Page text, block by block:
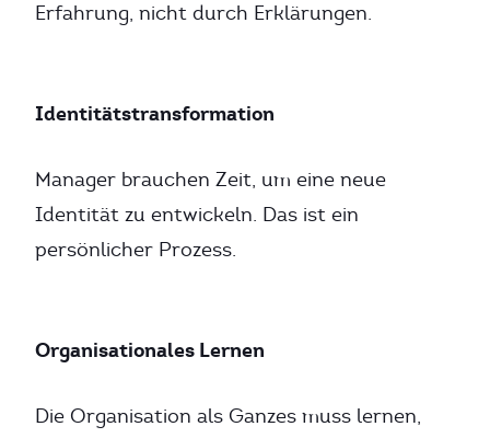
Erfahrung, nicht durch Erklärungen.
Identitätstransformation
Manager brauchen Zeit, um eine neue
Identität zu entwickeln. Das ist ein
persönlicher Prozess.
Organisationales Lernen
Die Organisation als Ganzes muss lernen,